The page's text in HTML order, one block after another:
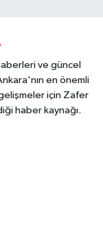
ve güncel
en önemli
için Zafer
haber kaynağı.